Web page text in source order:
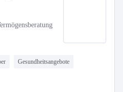
Gesundheitsangebote